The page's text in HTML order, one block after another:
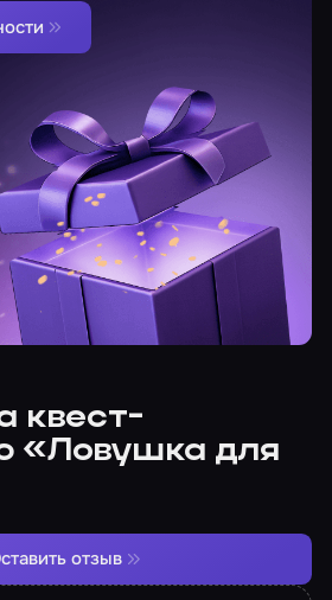
квест-
«Ловушка для
отзыв